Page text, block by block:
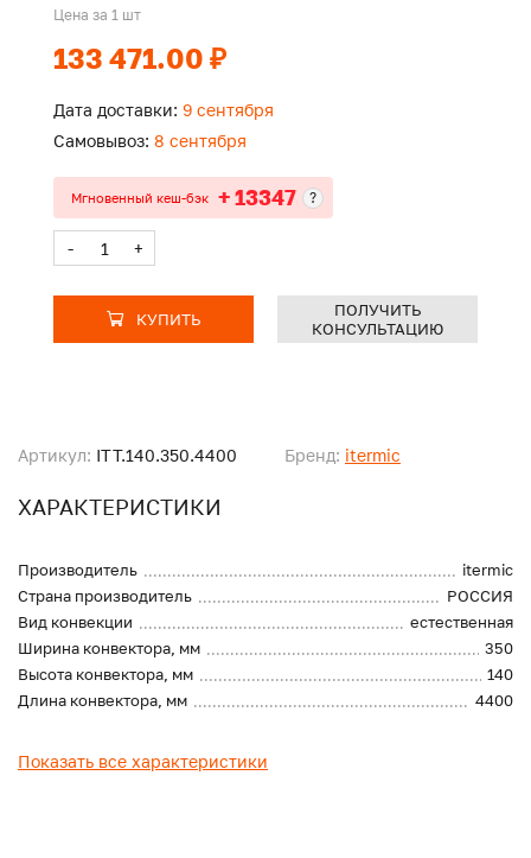
Артикул: ITT.140.350.4400 Бренд: itermic
ХАРАКТЕРИСТИКИ
Производитель
itermic
Страна производитель
РОССИЯ
Вид конвекции
естественная
Ширина конвектора, мм
350
Высота конвектора, мм
140
Длина конвектора, мм
4400
Показать все характеристики
Цена за 1 шт
133 471.00 ₽
Дата доставки: 9 сентября
Самовывоз: 8 сентября
Мгновенный кеш-бэк + 13347 ?
- +
КУПИТЬ
ПОЛУЧИТЬ
КОНСУЛЬТАЦИЮ